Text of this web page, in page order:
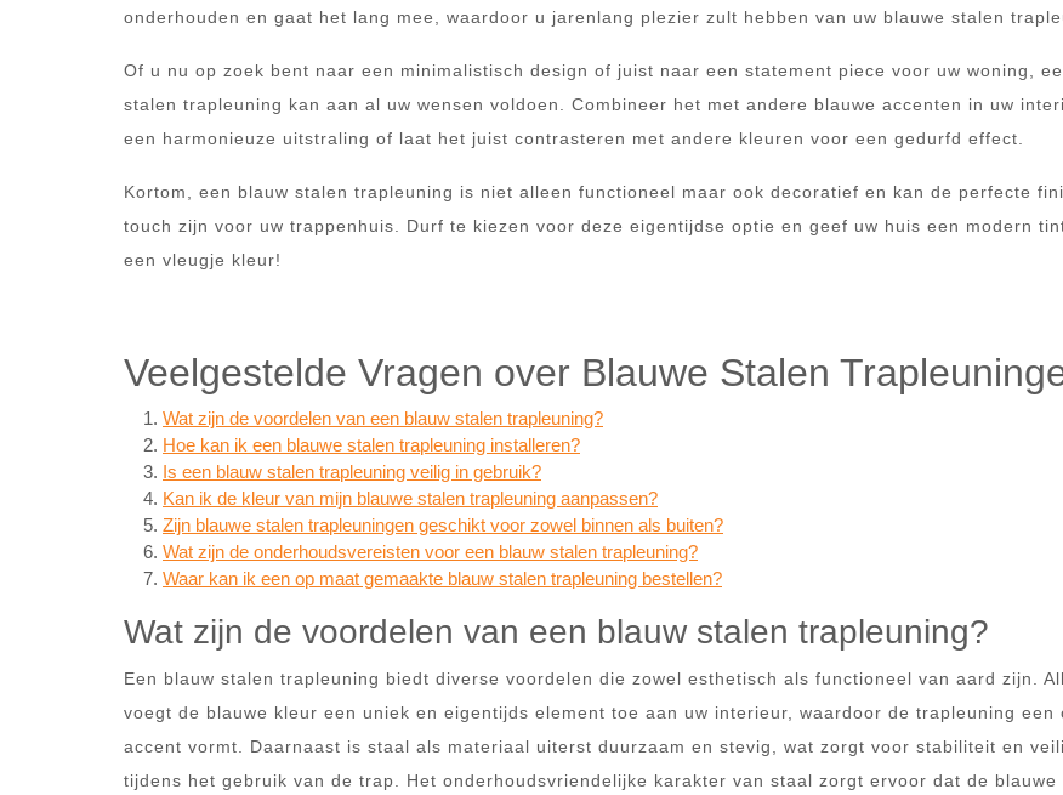
onderhouden en gaat het lang mee, waardoor u jarenlang plezier zult hebben van uw blauwe stalen
Of u nu op zoek bent naar een minimalistisch design of juist naar een statement piece voor uw woning,
stalen trapleuning kan aan al uw wensen voldoen. Combineer het met andere blauwe accenten in uw
een harmonieuze uitstraling of laat het juist contrasteren met andere kleuren voor een gedurfd effect.
Kortom, een blauw stalen trapleuning is niet alleen functioneel maar ook decoratief en kan de perfecte
touch zijn voor uw trappenhuis. Durf te kiezen voor deze eigentijdse optie en geef uw huis een modern
een vleugje kleur!
Veelgestelde Vragen over Blauwe Stalen
Wat zijn de voordelen van een blauw stalen trapleuning?
Hoe kan ik een blauwe stalen trapleuning installeren?
Is een blauw stalen trapleuning veilig in gebruik?
Kan ik de kleur van mijn blauwe stalen trapleuning aanpassen?
Zijn blauwe stalen trapleuningen geschikt voor zowel binnen als buiten?
Wat zijn de onderhoudsvereisten voor een blauw stalen trapleuning?
Waar kan ik een op maat gemaakte blauw stalen trapleuning bestellen?
Wat zijn de voordelen van een blauw stalen trapleuning?
Een blauw stalen trapleuning biedt diverse voordelen die zowel esthetisch als functioneel van aard zijn.
voegt de blauwe kleur een uniek en eigentijds element toe aan uw interieur, waardoor de trapleuning een
accent vormt. Daarnaast is staal als materiaal uiterst duurzaam en stevig, wat zorgt voor stabiliteit en
tijdens het gebruik van de trap. Het onderhoudsvriendelijke karakter van staal zorgt ervoor dat de blauwe